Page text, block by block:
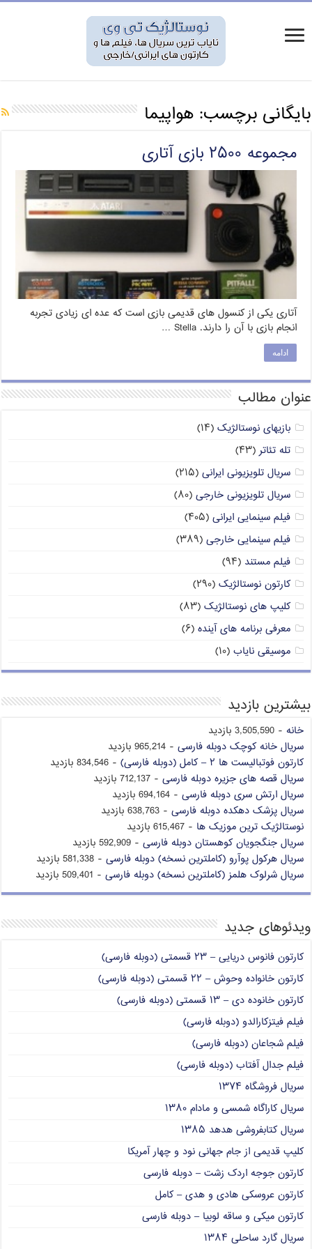
بایگانی برچسب:هواپیما
مجموعه ۲۵۰۰ بازی آتاری
آتاری یکی از کنسول های قدیمی بازی است که عده ای زیادی تجربه
انجام بازی با آن را دارند. Stella …
ادامه
عنوان مطالب
بازیهای نوستالژیک (۱۴)
تله تئاتر(۴۳)
سریال تلویزیونی ایرانی (۲۱۵)
سریال تلویزیونی خارجی (۸۰)
فیلم سینمایی ایرانی (۴۰۵)
فیلم سینمایی خارجی (۳۸۹)
فیلم مستند (۹۴)
کارتون نوستالژیک (۲۹۰)
کلیپ های نوستالژیک (۸۳)
معرفی برنامه های آینده (۶)
موسیقی نایاب (۱۰)
بیشترین بازدید
خانه - 3,505,590 بازدید
سریال خانه کوچک دوبله فارسی - 965,214 بازدید
کارتون فوتبالیست ها ۲ – کامل (دوبله فارسی)
- 834,546 بازدید
سریال قصه های جزیره دوبله فارسی - 712,137 بازدید
سریال ارتش سری دوبله فارسی - 694,164 بازدید
سریال پزشک دهکده دوبله فارسی - 638,763 بازدید
نوستالژیک ترین موزیک ها - 615,467 بازدید
سریال جنگجویان کوهستان دوبله فارسی - 592,909 بازدید
سریال هرکول پوآرو (کاملترین نسخه) دوبله فارسی - 581,338 بازدید
سریال شرلوک هلمز (کاملترین نسخه) دوبله فارسی - 509,401 بازدید
ویدئوهای جدید
کارتون فانوس دریایی – ۲۳ قسمتی (دوبله فارسی)
کارتون خانواده وحوش – ۲۲ قسمتی (دوبله فارسی)
کارتون خانوده دی – ۱۳ قسمتی (دوبله فارسی)
فیلم فیتزکارالدو (دوبله فارسی)
فیلم شجاعان (دوبله فارسی)
فیلم جدال آفتاب (دوبله فارسی)
سریال فروشگاه ۱۳۷۴
سریال کاراگاه شمسی و مادام ۱۳۸۰
سریال کتابفروشی هدهد ۱۳۸۵
کلیپ قدیمی از جام جهانی نود و چهار آمریکا
کارتون جوجه اردک زشت – دوبله فارسی
کارتون عروسکی هادی و هدی – کامل
کارتون میکی و ساقه لوبیا – دوبله فارسی
سریال گارد ساحلی ۱۳۸۴